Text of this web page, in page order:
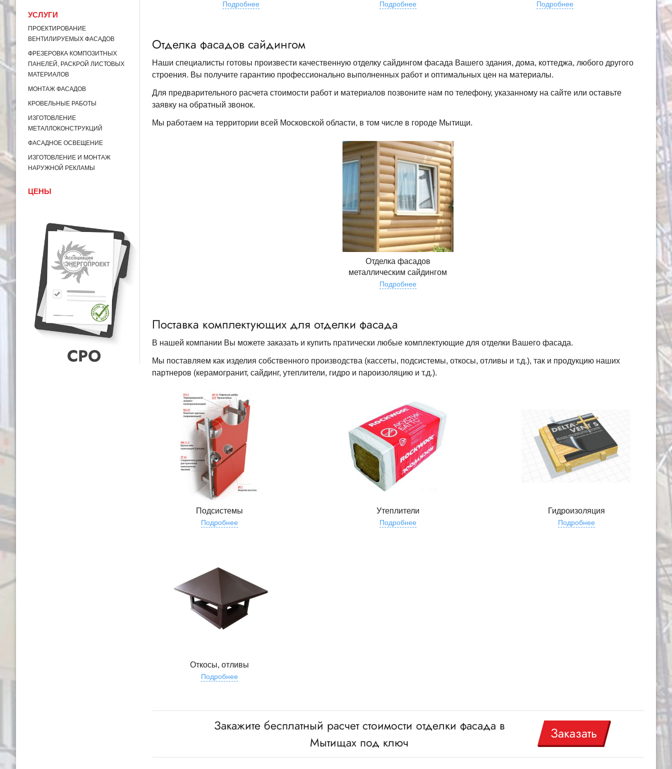
УСЛУГИ
ПРОЕКТИРОВАНИЕ
ВЕНТИЛИРУЕМЫХ ФАСАДОВ
ФРЕЗЕРОВКА КОМПОЗИТНЫХ
ПАНЕЛЕЙ, РАСКРОЙ ЛИСТОВЫХ
МАТЕРИАЛОВ
МОНТАЖ ФАСАДОВ
КРОВЕЛЬНЫЕ РАБОТЫ
ИЗГОТОВЛЕНИЕ
МЕТАЛЛОКОНСТРУКЦИЙ
ФАСАДНОЕ ОСВЕЩЕНИЕ
ИЗГОТОВЛЕНИЕ И МОНТАЖ
НАРУЖНОЙ РЕКЛАМЫ
ЦЕНЫ
СРО
Подробнее Подробнее Подробнее
Отделка фасадов сайдингом
Наши специалисты готовы произвести качественную отделку сайдингом фасада Вашего здания, дома, коттеджа, любого другого
строения. Вы получите гарантию профессионально выполненных работ и оптимальных цен на материалы.
Для предварительного расчета стоимости работ и материалов позвоните нам по телефону, указанному на сайте или оставьте
заявку на обратный звонок.
Мы работаем на территории всей Московской области, в том числе в городе Мытищи.
Отделка фасадов
металлическим сайдингом
Подробнее
Поставка комплектующих для отделки фасада
В нашей компании Вы можете заказать и купить пратически любые комплектующие для отделки Вашего фасада.
Мы поставляем как изделия собственного производства (кассеты, подсистемы, откосы, отливы и т.д.), так и продукцию наших
партнеров (керамогранит, сайдинг, утеплители, гидро и пароизоляцию и т.д.).
Подсистемы
Подробнее
Утеплители
Подробнее
Гидроизоляция
Подробнее
Откосы, отливы
Подробнее
Закажите бесплатный расчет стоимости отделки фасада в
Мытищах под ключ
Заказать